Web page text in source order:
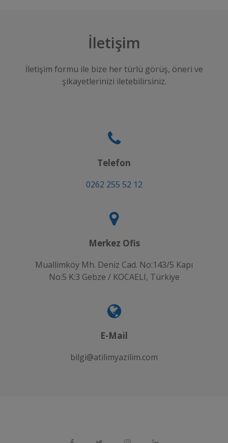
İletişim
İletişim formu ile bize her türlü görüş, öneri ve
şikayetlerinizi iletebilirsiniz.
Telefon
0262 255 52 12
Merkez Ofis
Muallimköy Mh. Deniz Cad. No:143/5 Kapı
No:5 K:3 Gebze / KOCAELI, Türkiye
E-Mail
bilgi@atilimyazilim.com